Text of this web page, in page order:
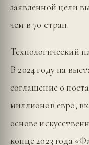
заявленной цели
чем в 70 стран.
Технологический
В 2024 году на
соглашение о
миллионов евро,
основе
конце 2023 года